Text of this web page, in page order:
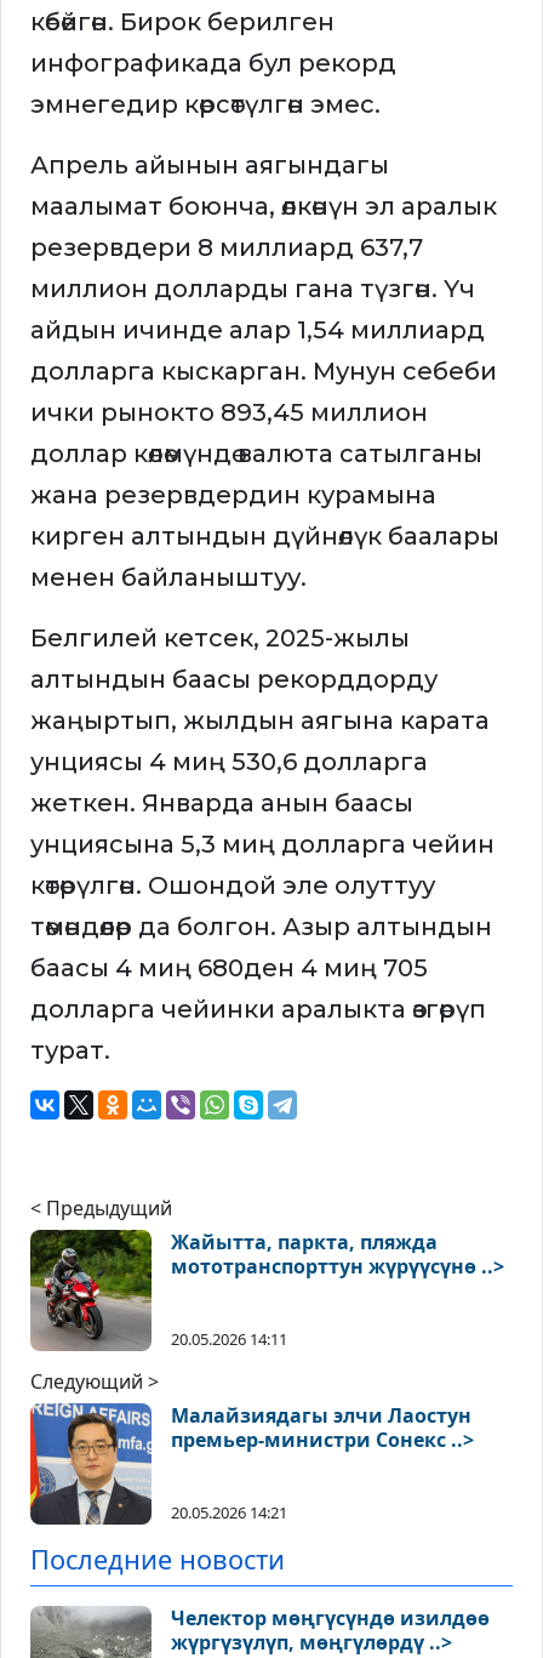
көбөйгөн. Бирок берилген
инфографикада бул рекорд
эмнегедир көрсөтүлгөн эмес.
Апрель айынын аягындагы
маалымат боюнча, өлкөнүн эл аралык
резервдери 8 миллиард 637,7
миллион долларды гана түзгөн. Үч
айдын ичинде алар 1,54 миллиард
долларга кыскарган. Мунун себеби
ички рынокто 893,45 миллион
доллар көлөмүндө валюта сатылганы
жана резервдердин курамына
кирген алтындын дүйнөлүк баалары
менен байланыштуу.
Белгилей кетсек, 2025-жылы
алтындын баасы рекорддорду
жаңыртып, жылдын аягына карата
унциясы 4 миң 530,6 долларга
жеткен. Январда анын баасы
унциясына 5,3 миң долларга чейин
көтөрүлгөн. Ошондой эле олуттуу
төмөндөөлөр да болгон. Азыр алтындын
баасы 4 миң 680ден 4 миң 705
долларга чейинки аралыкта өзгөрүп
турат.
< Предыдущий
Жайытта, паркта, пляжда
мототранспорттун жүрүүсүнө ..>
20.05.2026 14:11
Следующий >
Малайзиядагы элчи Лаостун
премьер-министри Сонекс ..>
20.05.2026 14:21
Последние новости
Челектор мөңгүсүндө изилдөө
жүргүзүлүп, мөңгүлөрдү ..>